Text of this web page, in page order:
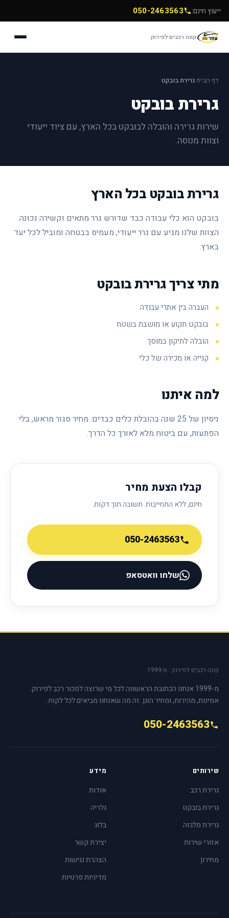
ייעוץ חינם: 050-2463563
קונה רכבים לפירוק
דף הבית›גרירת בובקט
גרירת בובקט
שירות גרירה והובלה לבובקט בכל הארץ, עם ציוד ייעודי
וצוות מנוסה.
גרירת בובקט בכל הארץ
בובקט הוא כלי עבודה כבד שדורש גרר מתאים וקשירה נכונה.
הצוות שלנו מגיע עם גרר ייעודי, מעמיס בבטחה ומוביל לכל יעד
בארץ.
מתי צריך גרירת בובקט
העברה בין אתרי עבודה
בובקט תקוע או מושבת בשטח
הובלה לתיקון במוסך
קנייה או מכירה של כלי
למה איתנו
ניסיון של 25 שנה בהובלת כלים כבדים. מחיר סגור מראש, בלי
הפתעות, עם ביטוח מלא לאורך כל הדרך.
קבלו הצעת מחיר
חינם, ללא התחייבות. תשובה תוך דקות.
050-2463563
שלחו וואטסאפ
קונה רכבים לפירוק · מ-1999
מ-1999 אנחנו הכתובת הראשונה לכל מי שרוצה למכור רכב לפירוק.
אמינות, מהירות, ומחיר הוגן. זה מה שאנחנו מביאים לכל לקוח..
050-2463563
שירותים
גרירת רכב
גרירת בובקט
גרירת מלגזה
אזורי שירות
מחירון
מידע
אודות
גלריה
בלוג
יצירת קשר
הצהרת נגישות
מדיניות פרטיות